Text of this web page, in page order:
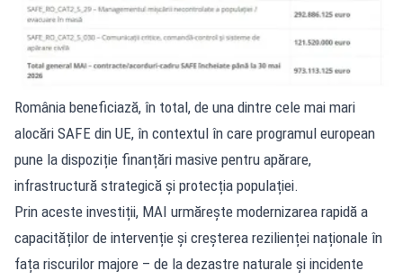
România beneficiază, în total, de una dintre cele mai mari
alocări SAFE din UE, în contextul în care programul european
pune la dispoziție finanțări masive pentru apărare,
infrastructură strategică și protecția populației.
Prin aceste investiții, MAI urmărește modernizarea rapidă a
capacităților de intervenție și creșterea rezilienței naționale în
fața riscurilor majore – de la dezastre naturale și incidente